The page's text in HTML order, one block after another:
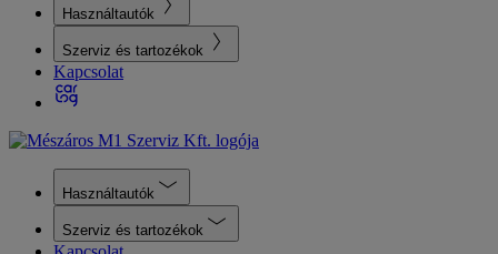
Használtautók
Szerviz és tartozékok
Kapcsolat
Használtautók
Szerviz és tartozékok